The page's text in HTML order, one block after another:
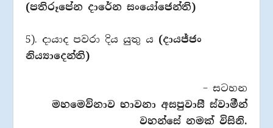
(පතිරූපේන දාරේන සංයෝජෙන්ති)
5). දායාද පවරා දිය යුතු ය (දායජ්ජං
නිය්‍යාදෙන්ති)
– සටහන
මහ‍මෙව්නාව භාවනා අසපුවාසී ස්වාමීන්
වහන්සේ නමක් විසිනි.